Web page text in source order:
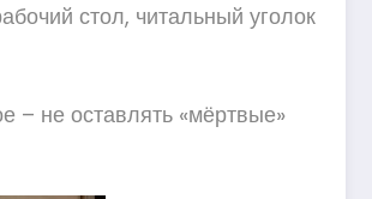
стол, читальный уголок
– не оставлять «мёртвые»